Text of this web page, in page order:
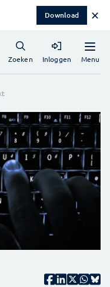
Download ✕
Menu
Zoeken Inloggen